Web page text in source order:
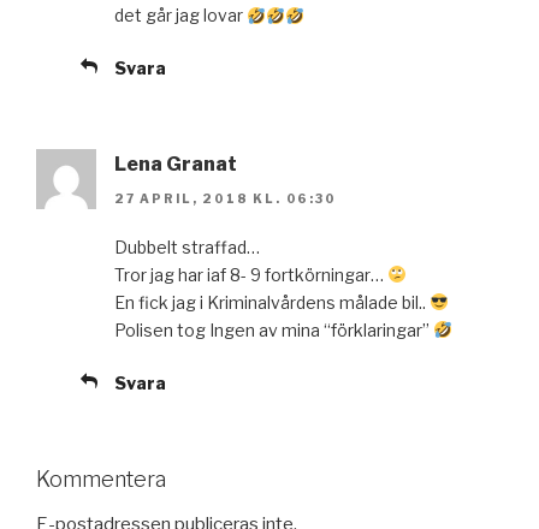
det går jag lovar
Svara
Lena Granat
27 APRIL, 2018 KL. 06:30
Dubbelt straffad…
Tror jag har iaf 8- 9 fortkörningar…
En fick jag i Kriminalvårdens målade bil..
Polisen tog Ingen av mina “förklaringar”
Svara
Kommentera
E-postadressen publiceras inte.